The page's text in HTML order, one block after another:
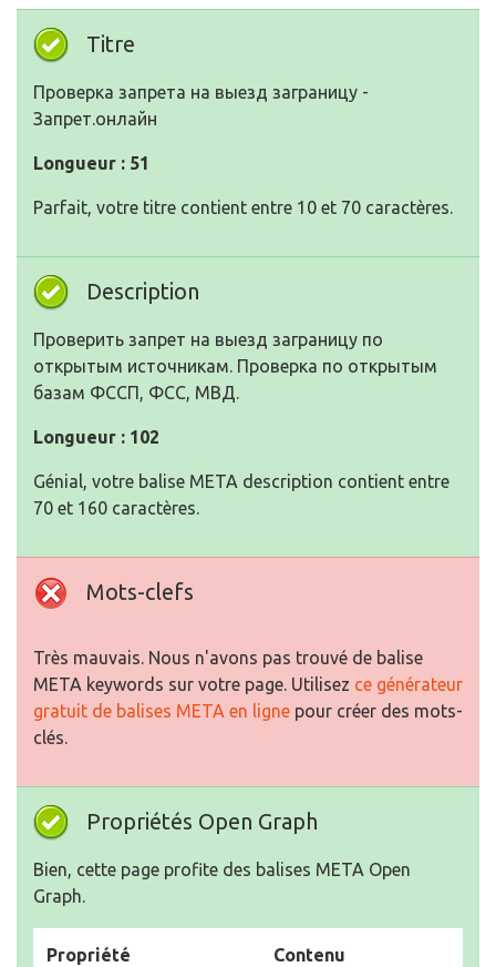
Titre
Проверка запрета на выезд заграницу -
Запрет.онлайн
Longueur : 51
Parfait, votre titre contient entre 10 et 70 caractères.
Description
Проверить запрет на выезд заграницу по
открытым источникам. Проверка по открытым
базам ФССП, ФСС, МВД.
Longueur : 102
Génial, votre balise META description contient entre
70 et 160 caractères.
Mots-clefs
Très mauvais. Nous n'avons pas trouvé de balise
META keywords sur votre page. Utilisez ce générateur
gratuit de balises META en ligne pour créer des mots-
clés.
Propriétés Open Graph
Bien, cette page profite des balises META Open
Graph.
Propriété Contenu